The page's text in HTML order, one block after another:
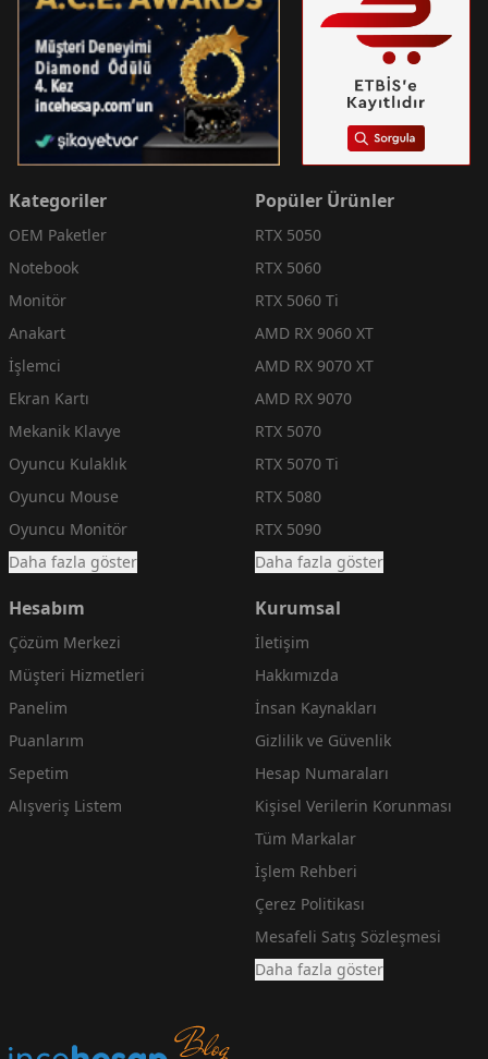
Kategoriler
OEM Paketler
Notebook
Monitör
Anakart
İşlemci
Ekran Kartı
Mekanik Klavye
Oyuncu Kulaklık
Oyuncu Mouse
Oyuncu Monitör
Daha fazla göster
Popüler Ürünler
RTX 5050
RTX 5060
RTX 5060 Ti
AMD RX 9060 XT
AMD RX 9070 XT
AMD RX 9070
RTX 5070
RTX 5070 Ti
RTX 5080
RTX 5090
Daha fazla göster
Hesabım
Çözüm Merkezi
Müşteri Hizmetleri
Panelim
Puanlarım
Sepetim
Alışveriş Listem
Kurumsal
İletişim
Hakkımızda
İnsan Kaynakları
Gizlilik ve Güvenlik
Hesap Numaraları
Kişisel Verilerin Korunması
Tüm Markalar
İşlem Rehberi
Çerez Politikası
Mesafeli Satış Sözleşmesi
Daha fazla göster